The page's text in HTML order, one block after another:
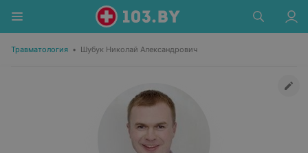
Травматология • Шубук Николай Александрович